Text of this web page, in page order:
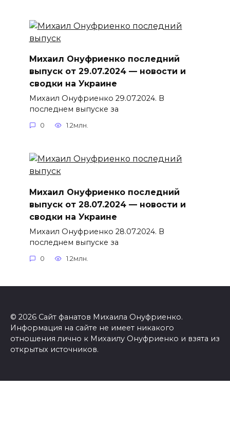
Михаил Онуфриенко последний
выпуск от 29.07.2024 — новости и
сводки на Украине
Михаил Онуфриенко 29.07.2024. В
последнем выпуске за
0 1.2млн.
Михаил Онуфриенко последний
выпуск от 28.07.2024 — новости и
сводки на Украине
Михаил Онуфриенко 28.07.2024. В
последнем выпуске за
0 1.2млн.
© 2026 Сайт фанатов Михаила Онуфриенко.
Информация на сайте не имеет никакого
отношения лично к Михаилу Онуфриенко и взята из
открытых источников.